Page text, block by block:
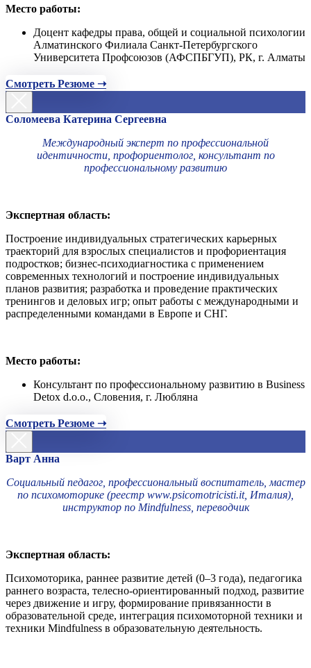
Место работы:
Доцент кафедры права, общей и социальной психологии
Алматинского Филиала Санкт-Петербургского
Университета Профсоюзов (АФСПБГУП), РК, г. Алматы
Смотреть Резюме ➝
Соломеева Катерина Сергеевна
Международный эксперт по профессиональной
идентичности, профориентолог, консультант по
профессиональному развитию
Экспертная область:
Построение индивидуальных стратегических карьерных
траекторий для взрослых специалистов и профориентация
подростков; бизнес-психодиагностика с применением
современных технологий и построение индивидуальных
планов развития; разработка и проведение практических
тренингов и деловых игр; опыт работы с международными и
распределенными командами в Европе и СНГ.
Место работы:
Консультант по профессиональному развитию в Business
Detox d.o.o., Словения, г. Любляна
Смотреть Резюме ➝
Варт Анна
Социальный педагог, профессиональный воспитатель, мастер
по психомоторике (реестр www.psicomotricisti.it, Италия),
инструктор по Mindfulness, переводчик
Экспертная область:
Психомоторика, раннее развитие детей (0–3 года), педагогика
раннего возраста, телесно-ориентированный подход, развитие
через движение и игру, формирование привязанности в
образовательной среде, интеграция психомоторной техники и
техники Mindfulness в образовательную деятельность.